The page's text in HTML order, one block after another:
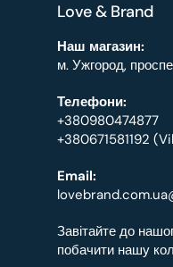
Love & Brand
Наш магазин:
м. Ужгород,
Телефони:
+380980474877
+380671581192
Email:
Завітайте до
побачити нашу